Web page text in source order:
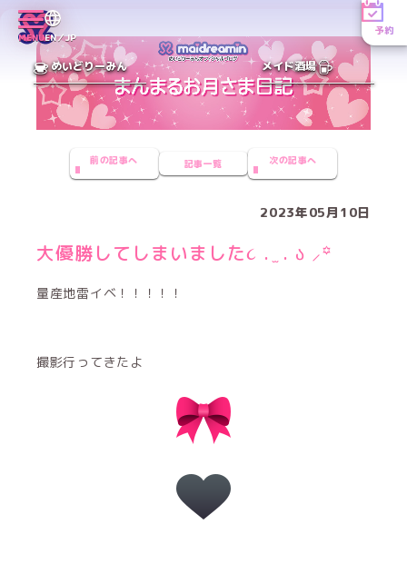
MENUEN／JP
予約
めいどりーみん メイド酒場
前の記事へ 記事一覧 次の記事へ
2023年05月10日
大優勝してしまいました૮ . ̫ . ა ⸝꙳
量産地雷イベ！！！！！
撮影行ってきたよ